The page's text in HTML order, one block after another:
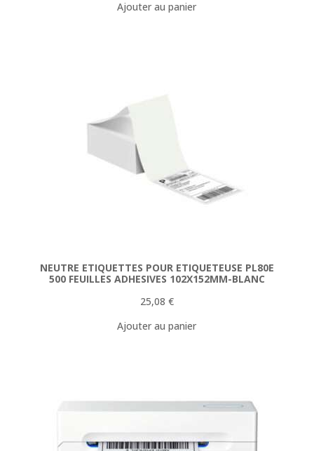
initial
Ajouter au panier
NEUTRE ETIQUETTES POUR ETIQUETEUSE PL80E
500 FEUILLES ADHESIVES 102X152MM-BLANC
25,08 €
Ajouter au panier